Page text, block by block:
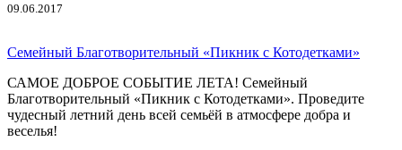
09.06.2017
Семейный Благотворительный «Пикник с Котодетками»
САМОЕ ДОБРОЕ СОБЫТИЕ ЛЕТА! Семейный
Благотворительный «Пикник с Котодетками». Проведите
чудесный летний день всей семьёй в атмосфере добра и
веселья!